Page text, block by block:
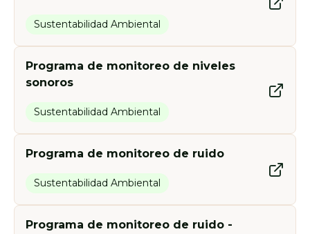
Sustentabilidad Ambiental
Programa de monitoreo de niveles
sonoros
Sustentabilidad Ambiental
Programa de monitoreo de ruido
Sustentabilidad Ambiental
Programa de monitoreo de ruido -